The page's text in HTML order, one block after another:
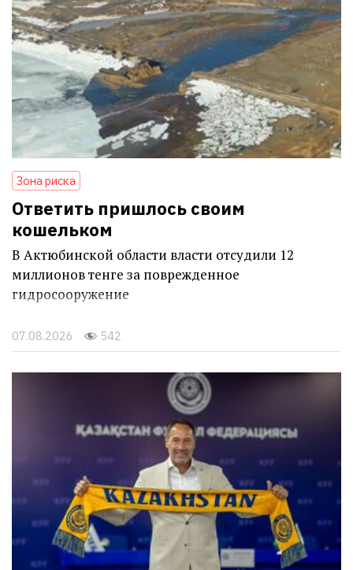
Зона риска
Ответить пришлось своим
кошельком
В Актюбинской области власти отсудили 12
миллионов тенге за поврежденное
гидросооружение
07.08.2026 542